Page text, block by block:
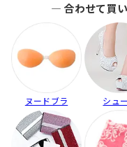
― 合わせて買
ヌードブラ シュ